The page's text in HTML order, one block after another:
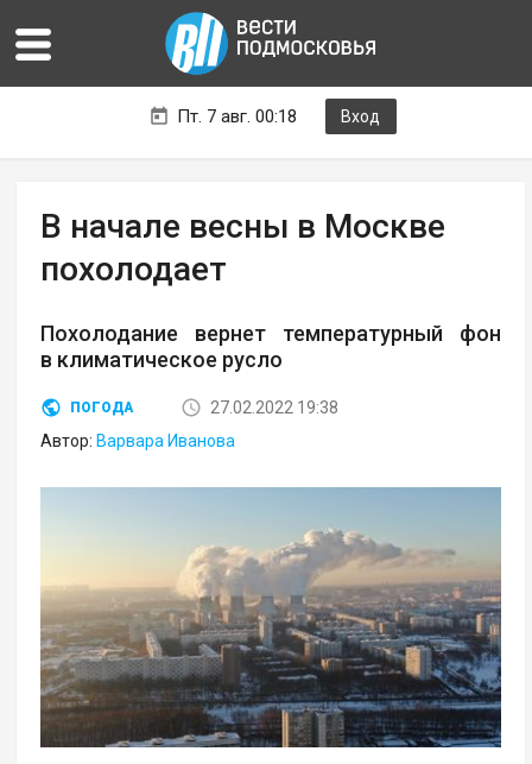
Пт. 7 авг. 00:18 Вход
В начале весны в Москве
похолодает
Похолодание вернет температурный фон
в климатическое русло
ПОГОДА
27.02.2022 19:38
Автор: Варвара Иванова